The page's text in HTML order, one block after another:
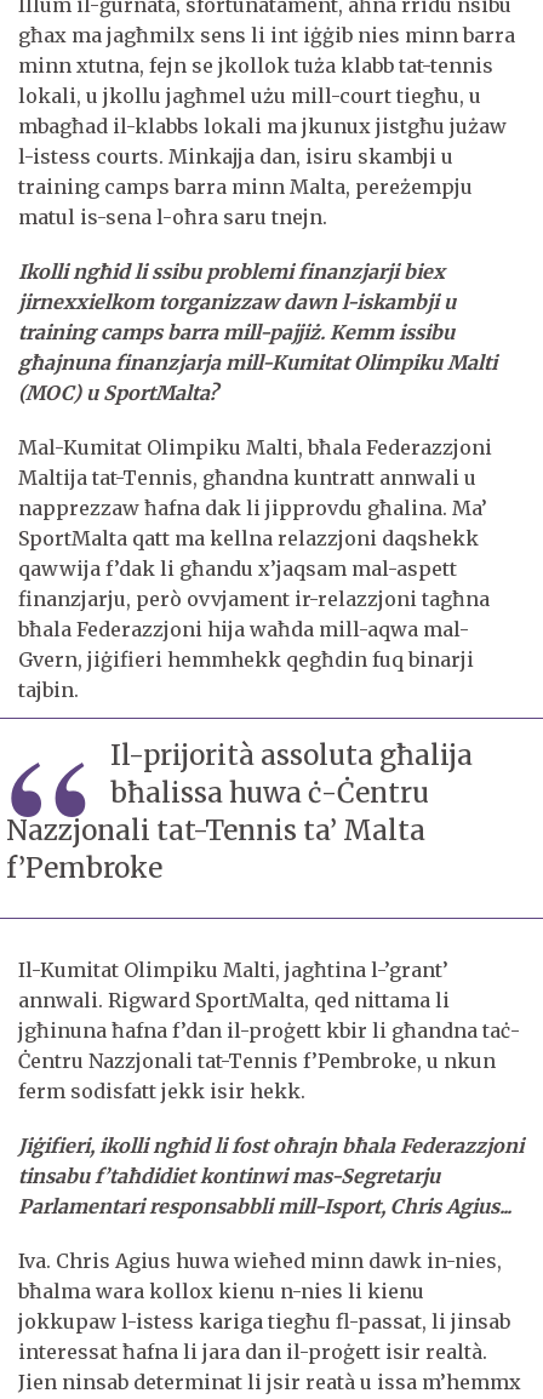
Illum il-ġurnata, sfortunatament, aħna rridu nsibu
għax ma jagħmilx sens li int iġġib nies minn barra
minn xtutna, fejn se jkollok tuża klabb tat-tennis
lokali, u jkollu jagħmel użu mill-court tiegħu, u
mbagħad il-klabbs lokali ma jkunux jistgħu jużaw
l-istess courts. Minkajja dan, isiru skambji u
training camps barra minn Malta, pereżempju
matul is-sena l-oħra saru tnejn.
Ikolli ngħid li ssibu problemi finanzjarji biex
jirnexxielkom torganizzaw dawn l-iskambji u
training camps barra mill-pajjiż. Kemm issibu
għajnuna finanzjarja mill-Kumitat Olimpiku Malti
(MOC) u SportMalta?
Mal-Kumitat Olimpiku Malti, bħala Federazzjoni
Maltija tat-Tennis, għandna kuntratt annwali u
napprezzaw ħafna dak li jipprovdu għalina. Ma’
SportMalta qatt ma kellna relazzjoni daqshekk
qawwija f’dak li għandu x’jaqsam mal-aspett
finanzjarju, però ovvjament ir-relazzjoni tagħna
bħala Federazzjoni hija waħda mill-aqwa mal-
Gvern, jiġifieri hemmhekk qegħdin fuq binarji
tajbin.
Il-prijorità assoluta għalija
bħalissa huwa ċ-Ċentru
Nazzjonali tat-Tennis ta’ Malta
f’Pembroke
Il-Kumitat Olimpiku Malti, jagħtina l-’grant’
annwali. Rigward SportMalta, qed nittama li
jgħinuna ħafna f’dan il-proġett kbir li għandna taċ-
Ċentru Nazzjonali tat-Tennis f’Pembroke, u nkun
ferm sodisfatt jekk isir hekk.
Jiġifieri, ikolli ngħid li fost oħrajn bħala Federazzjoni
tinsabu f’taħdidiet kontinwi mas-Segretarju
Parlamentari responsabbli mill-Isport, Chris Agius...
Iva. Chris Agius huwa wieħed minn dawk in-nies,
bħalma wara kollox kienu n-nies li kienu
jokkupaw l-istess kariga tiegħu fl-passat, li jinsab
interessat ħafna li jara dan il-proġett isir realtà.
Jien ninsab determinat li jsir reatà u issa m’hemmx